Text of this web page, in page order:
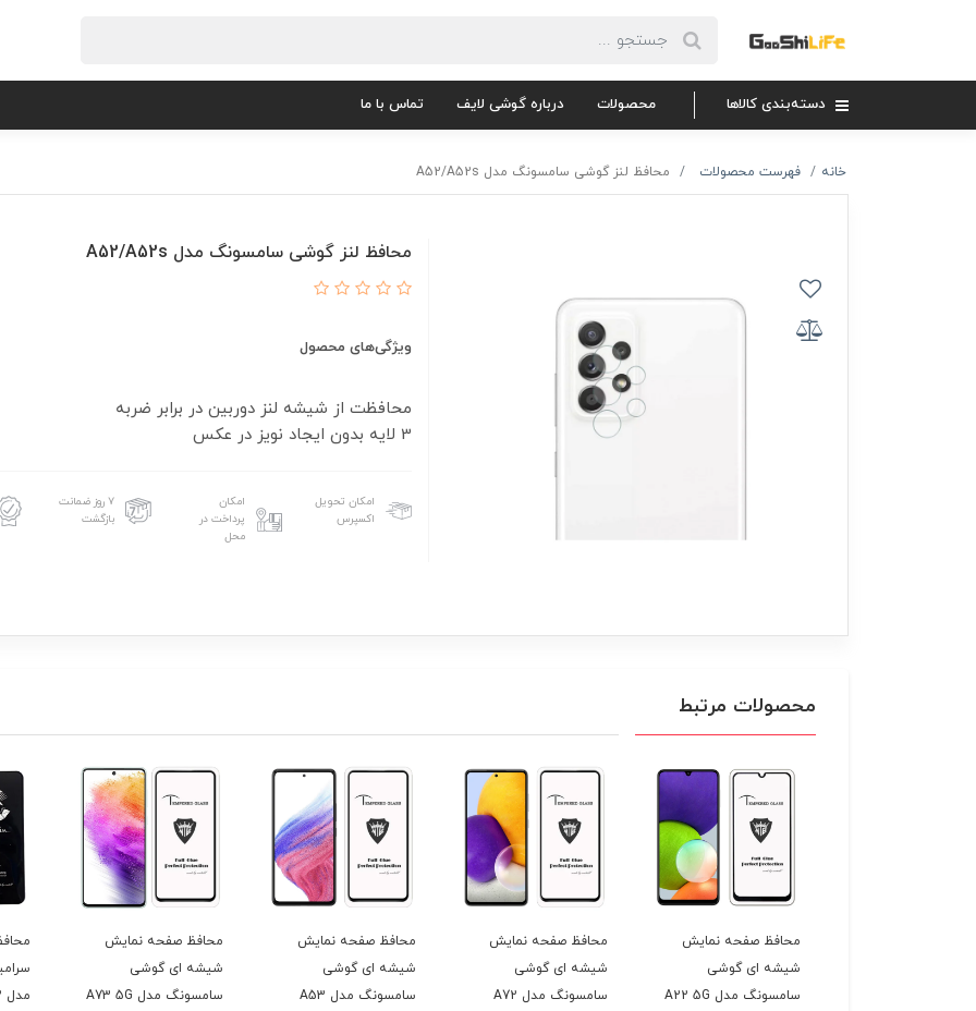
دسته‌بندی کالاها محصولات درباره گوشی لایف تماس با ما
خانه فهرست محصولات محافظ لنز گوشی سامسونگ مدل A52/A52s
محافظ لنز گوشی سامسونگ مدل A52/A52s
ویژگی‌های محصول
3 لایه بدون ایجاد نویز در عکس
امکان تحویل
اکسپرس
امکان
پرداخت در
محل
۷ روز ضمانت
بازگشت
محصولات مرتبط
محافظ صفحه نمایش
شیشه ای گوشی
سامسونگ مدل A22 5G
محافظ صفحه نمایش
شیشه ای گوشی
سامسونگ مدل A72
محافظ صفحه نمایش
شیشه ای گوشی
سامسونگ مدل A53
محافظ صفحه نمایش
شیشه ای گوشی
سامسونگ مدل A73 5G
مدل A72